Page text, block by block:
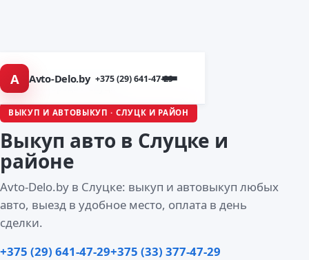
A Avto-Delo.by +375 (29) 641-47-29
Главная/Города/ Слуцк
ВЫКУП И АВТОВЫКУП · СЛУЦК И РАЙОН
Выкуп авто в Слуцке и
районе
Avto-Delo.by в Слуцке: выкуп и автовыкуп любых
авто, выезд в удобное место, оплата в день
сделки.
+375 (29) 641-47-29+375 (33) 377-47-29